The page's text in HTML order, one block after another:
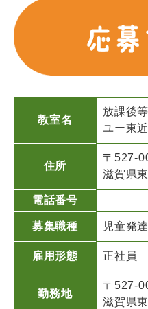
教室名
放課後
ユー東近
住所
〒527-
滋賀県
電話番号
募集職種 児童発
雇用形態 正社員
勤務地
〒527-
滋賀県